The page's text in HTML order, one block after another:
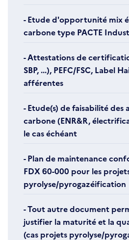
- Etude d'opportunité mix
carbone type PACTE
- Attestations de
SBP, ...), PEFC/FSC, Label
afférentes
- Etude(s) de faisabilité des
carbone (ENR&R,
le cas échéant
- Plan de maintenance
FDX 60-000 pour les
pyrolyse/pyrogazéification
- Tout autre document
justifier la maturité et la
(cas projets pyrolyse/